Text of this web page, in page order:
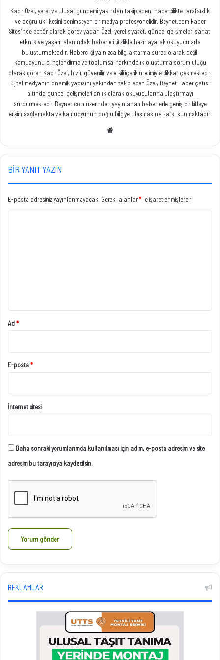
Kadir Özel, yerel ve ulusal gündemi yakından takip eden, habercilikte tarafsızlık
ve doğruluk ilkesini benimseyen bir medya profesyonelidir. Beynet.com Haber
Sitesi’nde editör olarak görev yapan Özel, yerel siyaset, güncel gelişmeler, sanat,
etkinlik ve yaşam alanındaki haberleri titizlikle hazırlayarak okuyucularla
buluşturmaktadır. Haberciliği yalnızca bilgi aktarma süreci olarak değil;
kamuoyunu bilinçlendirme ve toplumsal farkındalık oluşturma sorumluluğu
olarak gören Kadir Özel, hızlı, güvenilir ve etkili içerik üretimiyle dikkat çekmektedir.
Dijital medyanın dinamik yapısını yakından takip eden Özel, Beynet Haber çatısı
altında güncel gelişmeleri anlık olarak okuyucularına ulaştırmayı
sürdürmektedir. Beynet.com üzerinden yayınlanan haberlerle geniş bir kitleye
erişim sağlamakta ve kamuoyunun doğru bilgiye ulaşmasına katkı sunmaktadır.
BIR YANIT YAZIN
E-posta adresiniz yayınlanmayacak. Gerekli alanlar*ile işaretlenmişlerdir
Ad*
E-posta*
İnternet sitesi
Daha sonraki yorumlarımda kullanılması için adım, e-posta adresim ve site
adresim bu tarayıcıya kaydedilsin.
REKLAMLAR